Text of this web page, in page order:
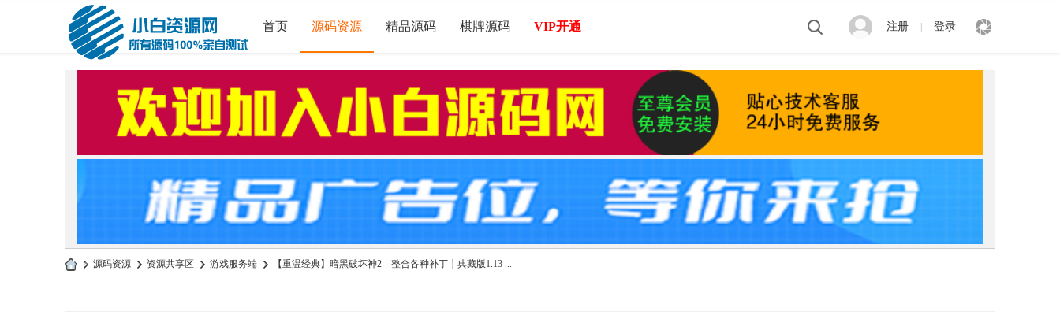
首页 源码资源 精品源码 棋牌源码 VIP开通 注册 登录
» 源码资源 › 资源共享区 › 游戏服务端 › 【重温经典】暗黑破坏神2┊整合各种补丁┊典藏版1.13 ...